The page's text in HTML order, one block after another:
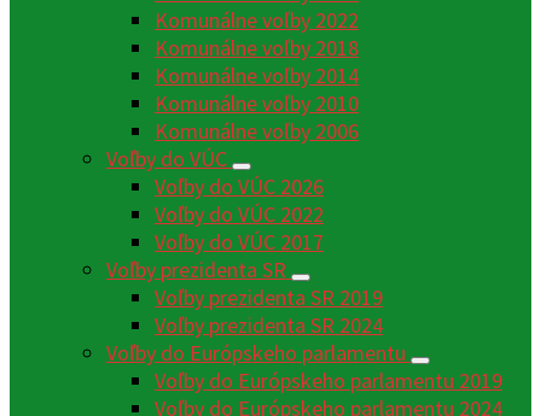
Komunálne voľby 2022
Komunálne voľby 2018
Komunálne voľby 2014
Komunálne voľby 2010
Komunálne voľby 2006
Voľby do VÚC
Voľby do VÚC 2026
Voľby do VÚC 2022
Voľby do VÚC 2017
Voľby prezidenta SR
Voľby prezidenta SR 2019
Voľby prezidenta SR 2024
Voľby do Európskeho parlamentu
Voľby do Európskeho parlamentu 2019
Voľby do Európskeho parlamentu 2024